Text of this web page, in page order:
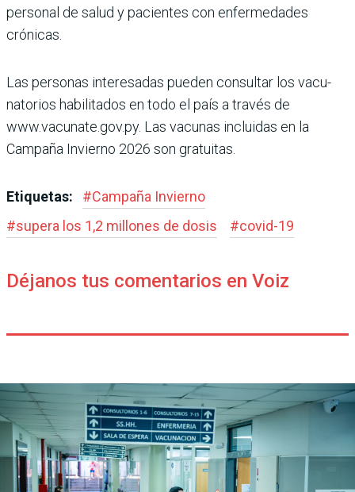
personal de salud y pacientes con enfermeda­des
crónicas.
Las personas interesadas pueden consultar los vacu­
natorios habilitados en todo el país a través de
www.vacunate.gov.py. Las vacu­nas incluidas en la
Campaña Invierno 2026 son gratuitas.
Etiquetas: #Campaña Invierno
#supera los 1,2 millones de dosis #covid-19
Déjanos tus comentarios en Voiz